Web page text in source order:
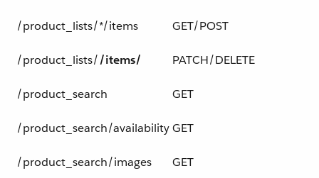
/product_lists/*/items GET/POST
/product_lists/​/items/ PATCH/DELETE
/product_search GET
/product_search/availabilityGET
/product_search/images GET